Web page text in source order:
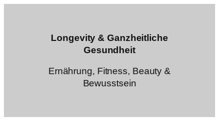
Longevity & Ganzheitliche
Gesundheit
Ernährung, Fitness, Beauty &
Bewusstsein